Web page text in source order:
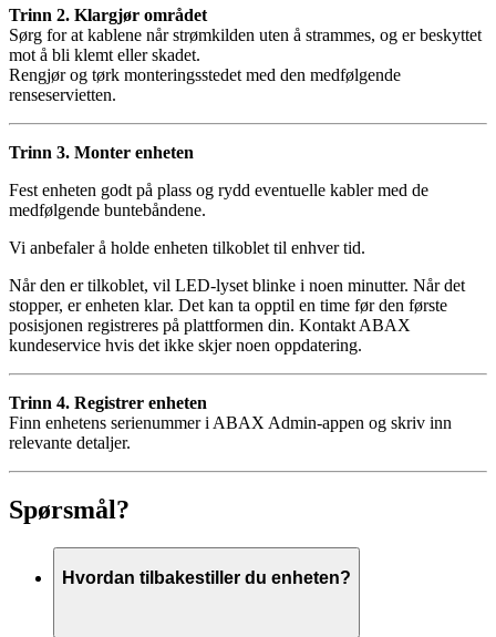
Trinn 2. Klargjør området
Sørg for at kablene når strømkilden uten å strammes, og er beskyttet
mot å bli klemt eller skadet.
Rengjør og tørk monteringsstedet med den medfølgende
renseservietten.
Trinn 3. Monter enheten
Fest enheten godt på plass og rydd eventuelle kabler med de
medfølgende buntebåndene.
Vi anbefaler å holde enheten tilkoblet til enhver tid.
Når den er tilkoblet, vil LED-lyset blinke i noen minutter. Når det
stopper, er enheten klar. Det kan ta opptil en time før den første
posisjonen registreres på plattformen din. Kontakt ABAX
kundeservice hvis det ikke skjer noen oppdatering.
Trinn 4. Registrer enheten
Finn enhetens serienummer i ABAX Admin-appen og skriv inn
relevante detaljer.
Spørsmål?
Hvordan tilbakestiller du enheten?